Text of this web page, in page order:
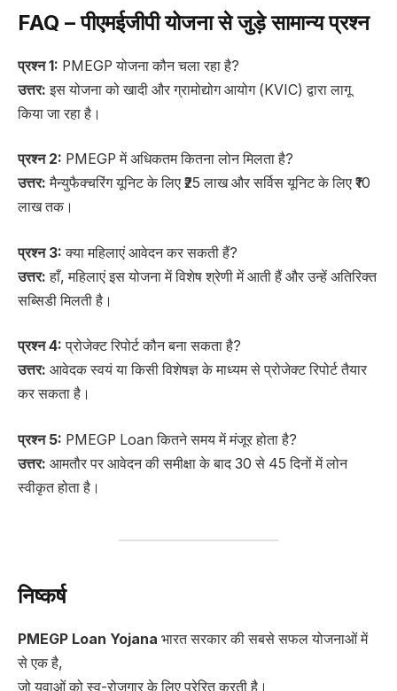
FAQ – पीएमईजीपी योजना से जुड़े सामान्य प्रश्न
प्रश्न 1: PMEGP योजना कौन चला रहा है?
उत्तर: इस योजना को खादी और ग्रामोद्योग आयोग (KVIC) द्वारा लागू
किया जा रहा है।
प्रश्न 2: PMEGP में अधिकतम कितना लोन मिलता है?
उत्तर: मैन्युफैक्चरिंग यूनिट के लिए ₹25 लाख और सर्विस यूनिट के लिए ₹10
लाख तक।
प्रश्न 3: क्या महिलाएं आवेदन कर सकती हैं?
उत्तर: हाँ, महिलाएं इस योजना में विशेष श्रेणी में आती हैं और उन्हें अतिरिक्त
सब्सिडी मिलती है।
प्रश्न 4: प्रोजेक्ट रिपोर्ट कौन बना सकता है?
उत्तर: आवेदक स्वयं या किसी विशेषज्ञ के माध्यम से प्रोजेक्ट रिपोर्ट तैयार
कर सकता है।
प्रश्न 5: PMEGP Loan कितने समय में मंजूर होता है?
उत्तर: आमतौर पर आवेदन की समीक्षा के बाद 30 से 45 दिनों में लोन
स्वीकृत होता है।
निष्कर्ष
PMEGP Loan Yojana भारत सरकार की सबसे सफल योजनाओं में
से एक है,
जो युवाओं को स्व-रोजगार के लिए प्रेरित करती है।